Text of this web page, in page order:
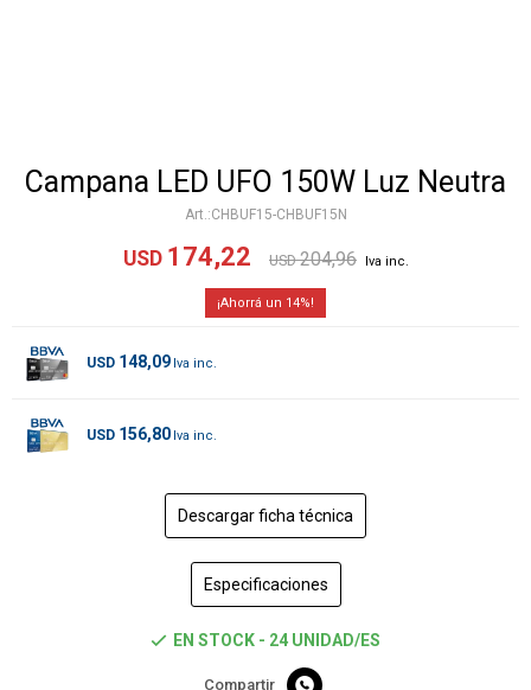
Campana LED UFO 150W Luz Neutra
CHBUF15-CHBUF15N
USD 174,22 USD 204,96
14
USD 148,09
USD 156,80
Descargar ficha técnica
Especificaciones
EN STOCK - 24 UNIDAD/ES
